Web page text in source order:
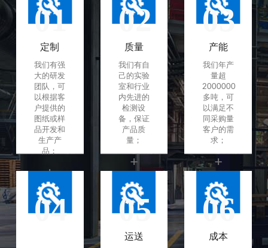
01
定制
我们有强
大的研发
团队，可
以根据客
户提供的
图纸或样
品开发和
生产产
品；
+
02
质量
我们有自
己的实验
室和行业
内先进的
检测设
备，保证
产品质
量；
+
03
产能
我们年产
量超
2000000
多吨，可
以满足不
同采购量
客户的需
求；
+
04 05
运送
06
成本